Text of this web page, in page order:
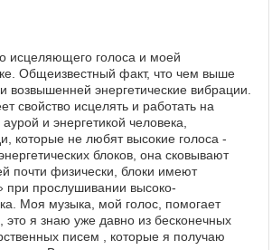
исцеляющего голоса и моей
Общеизвестный факт, что чем выше
возвышенней энергетические вибрации.
свойство исцелять и работать на
и энергетикой человека,
которые не любят высокие голоса -
блоков, она сковывают
почти физически, блоки имеют
при прослушивании высоко-
Моя музыка, мой голос, помогает
это я знаю уже давно из бесконечных
писем , которые я получаю